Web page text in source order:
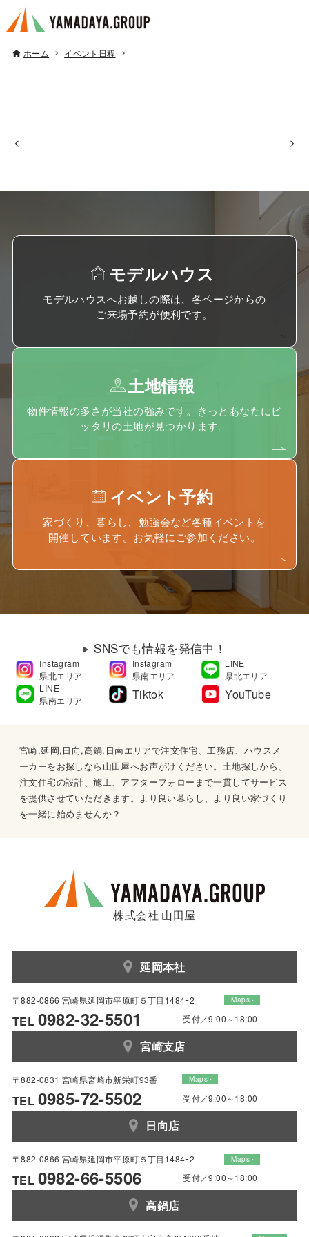
ホーム イベント日程
モデルハウス
モデルハウスへお越しの際は、各ページからの
ご来場予約が便利です。
土地情報
物件情報の多さが当社の強みです。きっとあなたにピ
ッタリの土地が見つかります。
イベント予約
家づくり、暮らし、勉強会など各種イベントを
開催しています。お気軽にご参加ください。
SNSでも情報を発信中！
Instagram
県北エリア
Instagram
県南エリア
LINE
県北エリア
LINE
県南エリア
Tiktok YouTube
宮崎,延岡,日向,高鍋,日南エリアで注文住宅、工務店、ハウスメ
ーカーをお探しなら山田屋へお声がけください。土地探しから、
注文住宅の設計、施工、アフターフォローまで一貫してサービス
を提供させていただきます。より良い暮らし、より良い家づくり
を一緒に始めませんか？
株式会社 山田屋
延岡本社
〒882-0866 宮崎県延岡市平原町５丁目1484ｰ2 Maps
TEL 0982-32-5501 受付／9:00～18:00
宮崎支店
〒882-0831 宮崎県宮崎市新栄町93番 Maps
TEL 0985-72-5502 受付／9:00～18:00
日向店
〒882-0866 宮崎県延岡市平原町５丁目1484ｰ2 Maps
TEL 0982-66-5506 受付／9:00～18:00
高鍋店